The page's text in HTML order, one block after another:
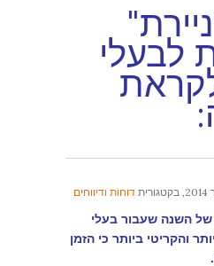
לבעלי
, בקטגורית דוחות ודיווחים
של השנה שעבור בעלי
והקריטי ביותר כי הזמן